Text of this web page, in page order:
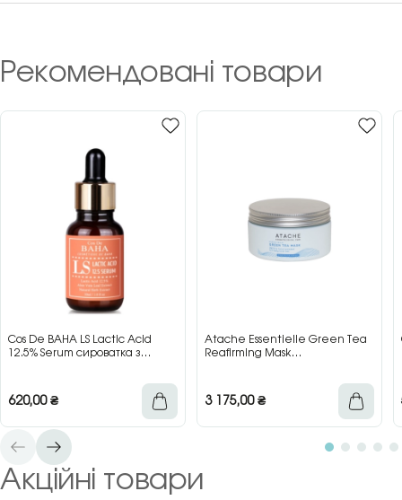
Рекомендовані товари
Cos De BAHA LS Lactic Acid
12.5% Serum сироватка з
620,00₴
Atache Essentielle Green Tea
Reafirming Mask
3 175,00₴
Акційні товари